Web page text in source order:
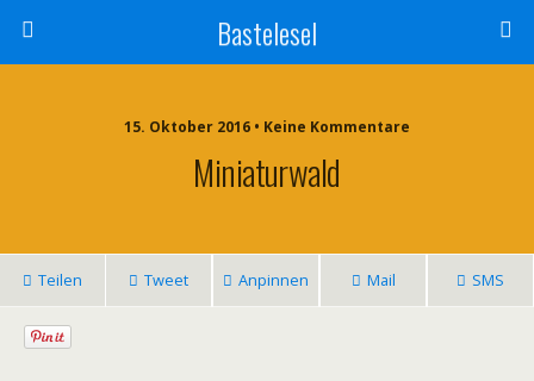
Bastelesel
15. Oktober 2016 • Keine Kommentare
Miniaturwald
Teilen Tweet Anpinnen Mail SMS